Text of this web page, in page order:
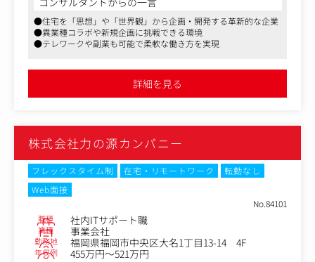
▼主な業務
・新規プロダクト／コラボレーション企画の立ち上げ
・ブランド戦略および施策の設計
・社内外メンバー（設計・マーケ・営業・外部パートナ
ものを成立させる」ことがミッションです。
さまざまなコラボレーションをしながら、住宅を軸にした
ライフスタイル提案をしています。
・プロダクト／ブランド／マーケ／流通を横断して関われ
る
・異業種コラボや新規企画など、正解のないプロジェクト
●住宅を「思想」や「世界観」から企画・開発する革新的な企業
●異業種コラボや新規企画に挑戦できる環境
●テレワークや副業も可能で柔軟な働き方を実現
詳細を見る
株式会社力の源カンパニー
フレックスタイム制 在宅・リモートワーク
転勤なし
Web面接
No.84101
職種 社内ITサポート職
業種 事業会社
勤務地 福岡県福岡市中央区大名1丁目13-14 4F
年収例
455万円～521万円